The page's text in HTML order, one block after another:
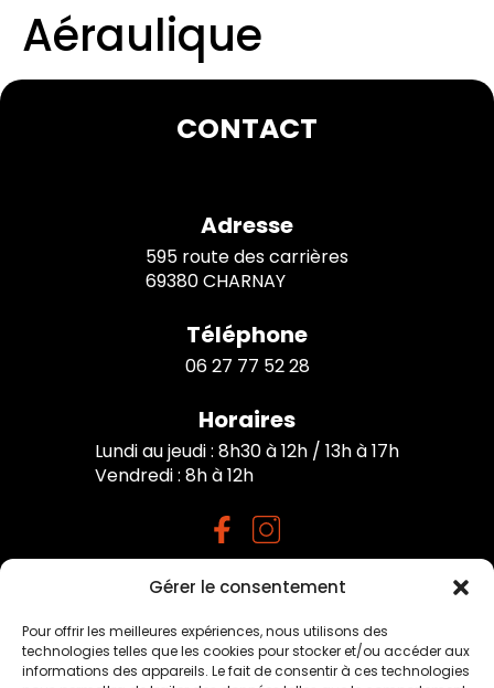
Gérer le consentement
Pour offrir les meilleures expériences, nous utilisons des
technologies telles que les cookies pour stocker et/ou accéder aux
informations des appareils. Le fait de consentir à ces technologies
Aéraulique
CONTACT
Adresse
595 route des carrières
69380 CHARNAY
Téléphone
06 27 77 52 28
Horaires
Lundi au jeudi : 8h30 à 12h / 13h à 17h
Vendredi : 8h à 12h
personnelles–Plan du site– Création agence positive